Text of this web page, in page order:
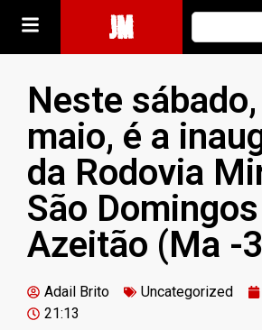
JM
Neste
maio, é a
da Rodovia
São
Azeitão (Ma -
Adail Brito Uncategorized
21:13